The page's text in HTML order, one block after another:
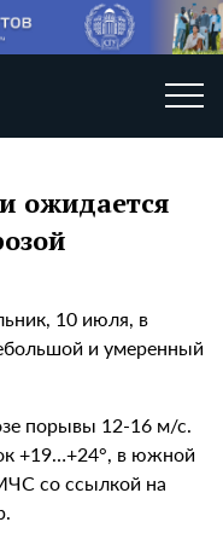
ожидается
10 июля, в
и умеренный
порывы 12-16 м/с.
+19…+24°, в южной
со ссылкой на